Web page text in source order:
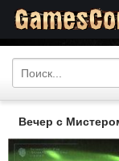
Вечер с